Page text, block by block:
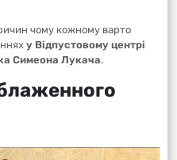
чому кожному варто
у Відпустовому центрі
Симеона Лукача.